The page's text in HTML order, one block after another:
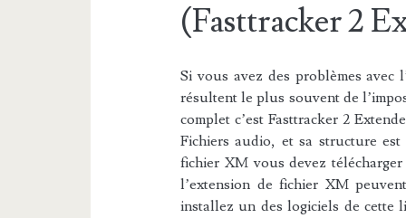
(Fasttracker 2
Si vous avez des problèmes
résultent le plus souvent de
complet c’est Fasttracker 2
Fichiers audio, et sa structure
fichier XM vous devez
l’extension de fichier XM
installez un des logiciels de cette